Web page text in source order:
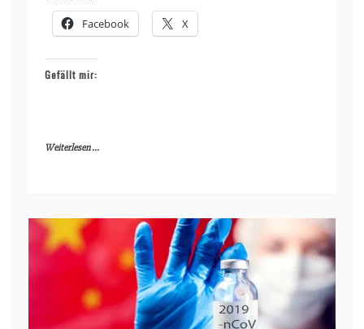
Facebook X
Gefällt mir:
Weiterlesen ...